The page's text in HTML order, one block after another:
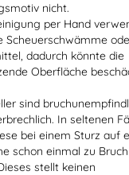
nicht.
per Hand
Scheuerschwämme
dadurch könnte die
Oberfläche
sind
In seltenen
bei einem Sturz auf
schon einmal zu
stellt keinen